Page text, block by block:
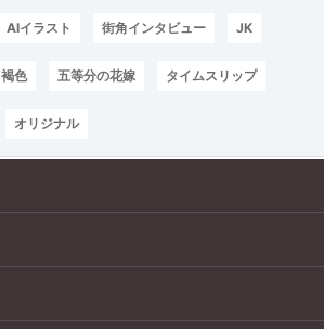
AIイラスト 街角インタビュー JK
褐色 五等分の花嫁 タイムスリップ
オリジナル